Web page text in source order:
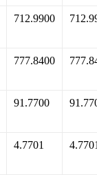
712.9900
777.8400
91.7700
4.7701